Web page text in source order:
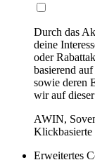
Durch das
deine
oder
basierend
sowie deren
wir auf
AWIN,
Klickbasierte
Erweitertes